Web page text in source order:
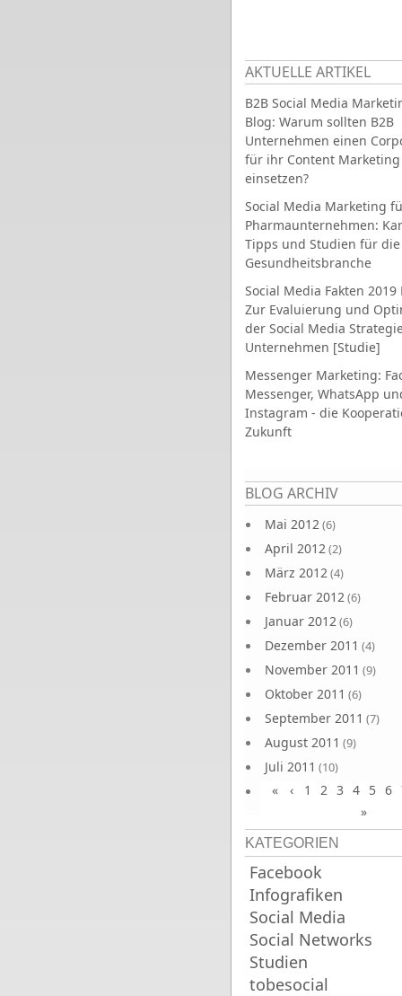
AKTUELLE ARTIKEL
B2B Social Media
Blog: Warum sollten B2B
Unternehmen einen
für ihr Content Marketing
einsetzen?
Social Media Marketing
Pharmaunternehmen:
Tipps und Studien für die
Gesundheitsbranche
Social Media Fakten 2019
Zur Evaluierung und
der Social Media
Unternehmen [Studie]
Messenger Marketing:
Messenger, WhatsApp
Instagram - die
Zukunft
BLOG ARCHIV
Mai 2012(6)
April 2012(2)
März 2012(4)
Februar 2012(6)
Januar 2012(6)
Dezember 2011 (4)
November 2011 (9)
Oktober 2011 (6)
September 2011 (7)
August 2011 (9)
Juli 2011 (10)
Juni 2011(9)
Seiten
« ‹ 1 2 3 4 5 6
»
KATEGORIEN
Facebook
Infografiken
Social Media
Social Networks
Studien
tobesocial